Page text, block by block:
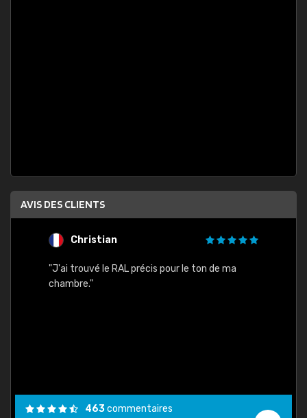
AVIS DES CLIENTS
Christian
"J'ai trouvé le RAL précis pour le ton de ma
chambre."
463commentaires